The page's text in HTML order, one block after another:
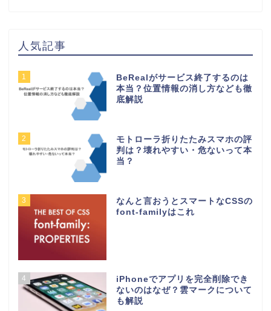
人気記事
1
BeRealがサービス終了するのは
本当？位置情報の消し方なども徹
底解説
2
モトローラ折りたたみスマホの評
判は？壊れやすい・危ないって本
当？
3
なんと言おうとスマートなCSSの
font-familyはこれ
4
iPhoneでアプリを完全削除でき
ないのはなぜ？雲マークについて
も解説